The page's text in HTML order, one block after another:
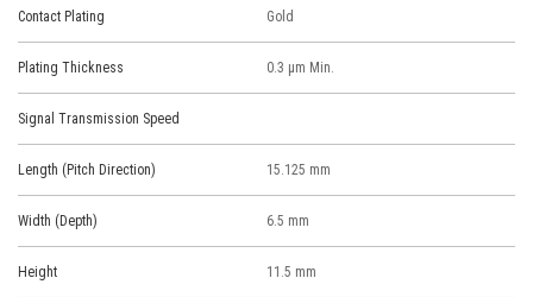
Contact Plating Gold
Plating Thickness 0.3 μm Min.
Signal Transmission Speed
Length (Pitch Direction) 15.125 mm
Width (Depth) 6.5 mm
Height 11.5 mm